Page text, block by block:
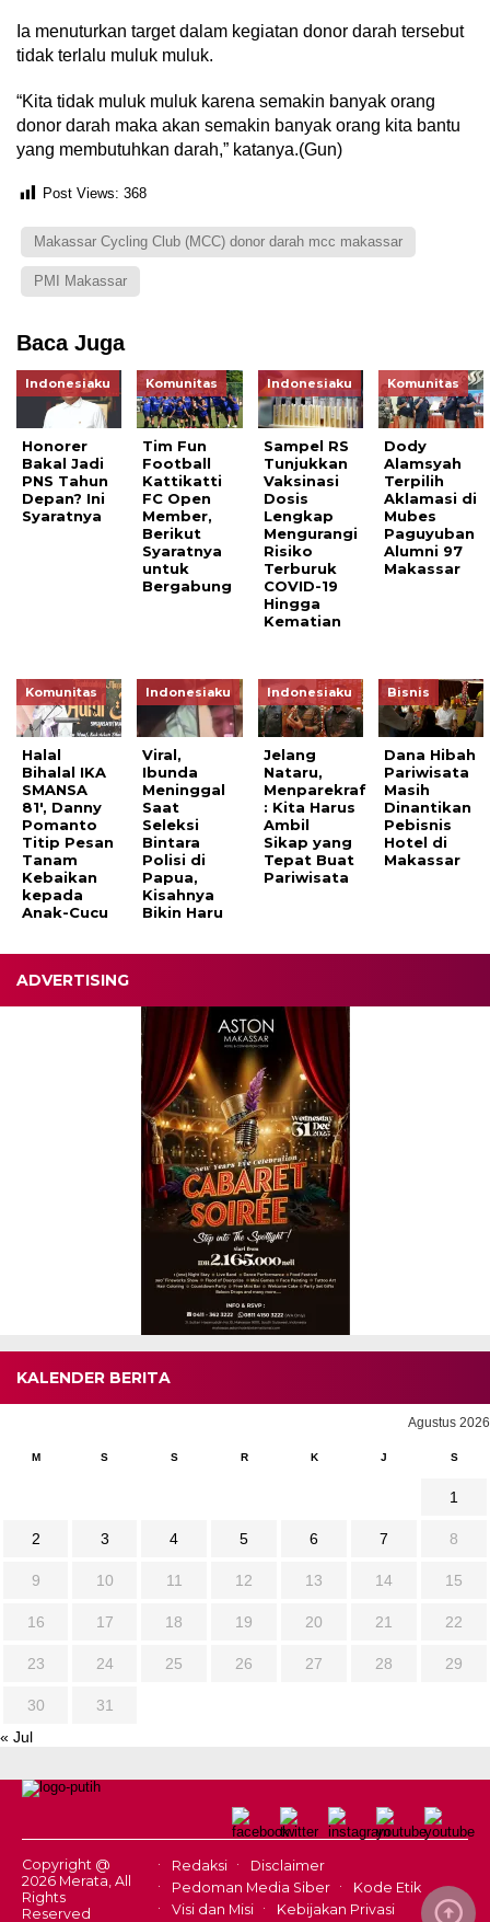
Ia menuturkan target dalam kegiatan donor darah tersebut
tidak terlalu muluk muluk.
“Kita tidak muluk muluk karena semakin banyak orang
donor darah maka akan semakin banyak orang kita bantu
yang membutuhkan darah,” katanya.(Gun)
Post Views: 368
Makassar Cycling Club (MCC) donor darah mcc makassar
PMI Makassar
Baca Juga
Indonesiaku
Honorer
Bakal Jadi
PNS Tahun
Depan? Ini
Syaratnya
Komunitas
Tim Fun
Football
Kattikatti
FC Open
Member,
Berikut
Syaratnya
untuk
Bergabung
Indonesiaku
Sampel RS
Tunjukkan
Vaksinasi
Dosis
Lengkap
Mengurangi
Risiko
Terburuk
COVID-19
Hingga
Kematian
Komunitas
Dody
Alamsyah
Terpilih
Aklamasi di
Mubes
Paguyuban
Alumni 97
Makassar
Komunitas
Halal
Bihalal IKA
SMANSA
81′, Danny
Pomanto
Titip Pesan
Tanam
Kebaikan
kepada
Anak-Cucu
Indonesiaku
Viral,
Ibunda
Meninggal
Saat
Seleksi
Bintara
Polisi di
Papua,
Kisahnya
Bikin Haru
Indonesiaku
Jelang
Nataru,
Menparekraf
: Kita Harus
Ambil
Sikap yang
Tepat Buat
Pariwisata
Bisnis
Dana Hibah
Pariwisata
Masih
Dinantikan
Pebisnis
Hotel di
Makassar
ADVERTISING
KALENDER BERITA
Agustus 2026
M S S R K J S
1
2 3 4 5 6 7 8
9 10 11 12 13 14 15
16 17 18 19 20 21 22
23 24 25 26 27 28 29
30
31
« Jul
Copyright @
2026 Merata, All
Rights
Reserved
Redaksi
Disclaimer
Pedoman Media Siber
Kode Etik
Visi dan Misi
Kebijakan Privasi